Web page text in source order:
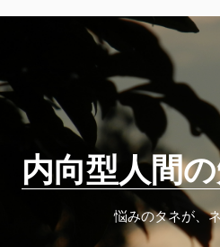
内向型人間
悩みのタネが、